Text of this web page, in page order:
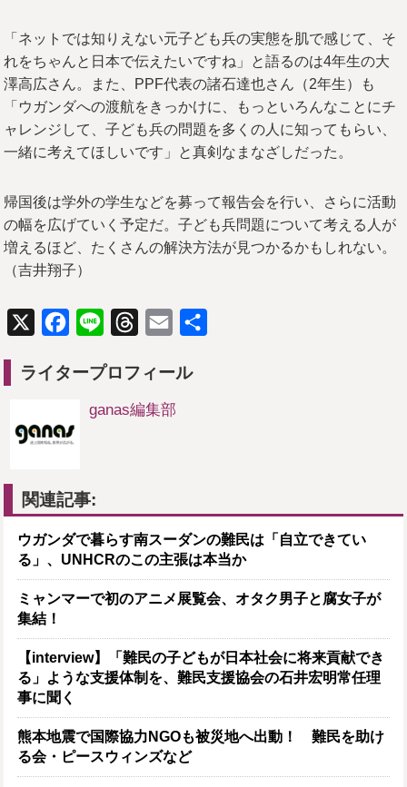
「ネットでは知りえない元子ども兵の実態を肌で感じて、そ
れをちゃんと日本で伝えたいですね」と語るのは4年生の大
澤高広さん。また、PPF代表の諸石達也さん（2年生）も
「ウガンダへの渡航をきっかけに、もっといろんなことにチ
ャレンジして、子ども兵の問題を多くの人に知ってもらい、
一緒に考えてほしいです」と真剣なまなざしだった。
帰国後は学外の学生などを募って報告会を行い、さらに活動
の幅を広げていく予定だ。子ども兵問題について考える人が
増えるほど、たくさんの解決方法が見つかるかもしれない。
（吉井翔子）
X Facebook
Line ThreadsEmail
ライタープロフィール
ganas編集部
関連記事:
ウガンダで暮らす南スーダンの難民は「自立できてい
る」、UNHCRのこの主張は本当か
ミャンマーで初のアニメ展覧会、オタク男子と腐女子が
集結！
【interview】「難民の子どもが日本社会に将来貢献でき
る」ような支援体制を、難民支援協会の石井宏明常任理
事に聞く
熊本地震で国際協力NGOも被災地へ出動！ 難民を助け
る会・ピースウィンズなど